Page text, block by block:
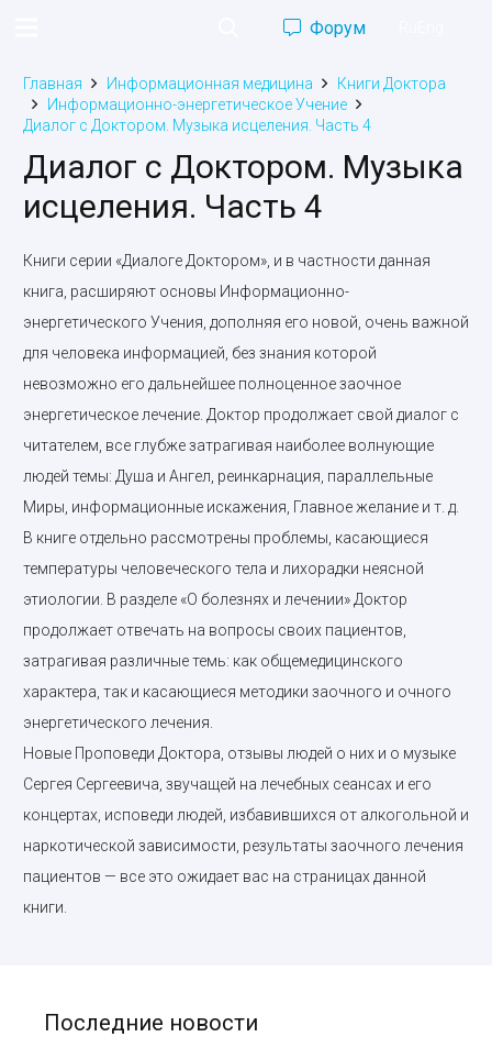
Форум
Главная Информационная медицина
Книги Доктора
Информационно-энергетическое Учение
Диалог с Доктором. Музыка исцеления. Часть 4
Диалог с Доктором. Музыка
исцеления. Часть 4
Книги серии «Диалоге Доктором», и в частности данная
книга, расширяют основы Информационно-
энергетического Учения, дополняя его новой, очень важной
для человека информацией, без знания которой
невозможно его дальнейшее полноценное заочное
энергетическое лечение. Доктор продолжает свой диалог с
читателем, все глубже зат­рагивая наиболее волнующие
людей темы: Душа и Ангел, реинкарна­ция, параллельные
Миры, информационные искажения, Главное желание и т. д.
В книге отдельно рассмотрены проблемы, касающиеся
температуры человеческого тела и лихорадки неясной
этиологии. В раз­деле «О болезнях и лечении» Доктор
продолжает отвечать на вопросы своих пациентов,
затрагивая различные темь: как общемедицинского
характера, так и касающиеся методики заочного и очного
энергети­ческого лечения.
Новые Проповеди Доктора, отзывы людей о них и о музыке
Сергея Сергеевича, звучащей на лечебных сеансах и его
концертах, исповеди людей, избавившихся от алкогольной и
наркотической зависимости, результаты заочного лечения
пациентов — все это ожидает вас на страницах данной
книги.
Последние новости